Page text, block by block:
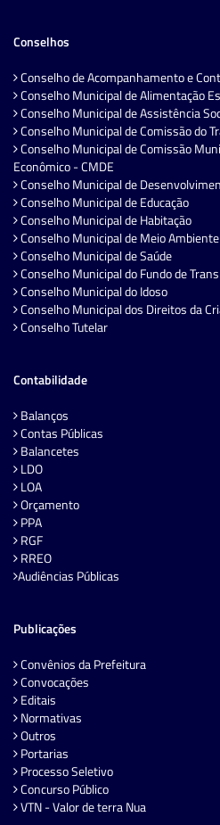
Conselhos
Conselho de Acompanhamento e
Conselho Municipal de Alimentação
Conselho Municipal de Assistência
Conselho Municipal de Comissão do
Conselho Municipal de Comissão
Econômico - CMDE
Conselho Municipal de
Conselho Municipal de Educação
Conselho Municipal de Habitação
Conselho Municipal de Meio
Conselho Municipal de Saúde
Conselho Municipal do Fundo de
Conselho Municipal do Idoso
Conselho Municipal dos Direitos da
Conselho Tutelar
Contabilidade
Balanços
Contas Públicas
Balancetes
LDO
LOA
Orçamento
PPA
RGF
RREO
Audiências Públicas
Publicações
Convênios da Prefeitura
Convocações
Editais
Normativas
Outros
Portarias
Processo Seletivo
Concurso Público
VTN - Valor de terra Nua